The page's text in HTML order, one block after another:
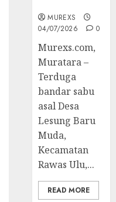
MUREXS
04/07/2026
0
Murexs.com,
Muratara –
Terduga
bandar sabu
asal Desa
Lesung Baru
Muda,
Kecamatan
Rawas Ulu,...
READ MORE